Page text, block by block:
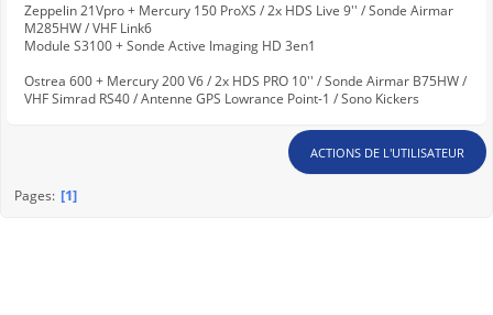
Zeppelin 21Vpro + Mercury 150 ProXS / 2x HDS Live 9'' / Sonde Airmar
M285HW / VHF Link6
Module S3100 + Sonde Active Imaging HD 3en1
Ostrea 600 + Mercury 200 V6 / 2x HDS PRO 10'' / Sonde Airmar B75HW /
VHF Simrad RS40 / Antenne GPS Lowrance Point-1 / Sono Kickers
ACTIONS DE L'UTILISATEUR
Pages 1